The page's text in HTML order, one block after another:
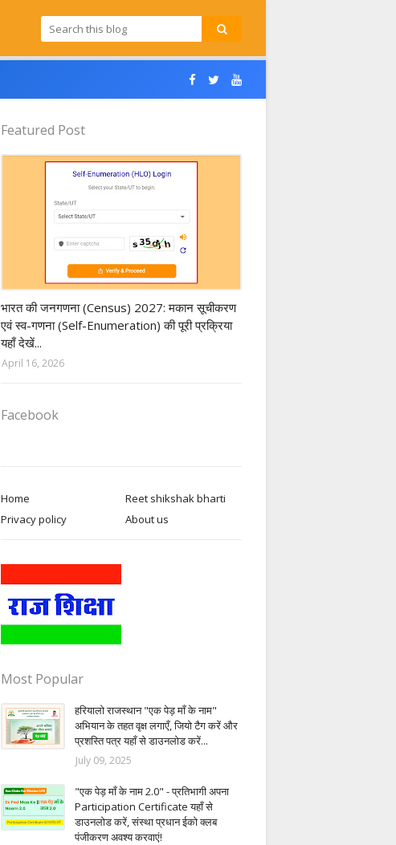
Featured Post
भारत की जनगणना (Census) 2027: मकान सूचीकरण
एवं स्व-गणना (Self-Enumeration) की पूरी प्रक्रिया
यहाँ देखें...
April 16, 2026
Facebook
Home
Reet shikshak bharti
Privacy policy
About us
Most Popular
हरियालो राजस्थान "एक पेड़ माँ के नाम"
अभियान के तहत वृक्ष लगाएँ, जियो टैग करें और
प्रशस्ति पत्र यहाँ से डाउनलोड करें...
July 09, 2025
"एक पेड़ माँ के नाम 2.0" - प्रतिभागी अपना
Participation Certificate यहाँ से
डाउनलोड करें, संस्था प्रधान ईको क्लब
पंजीकरण अवश्य करवाएं!